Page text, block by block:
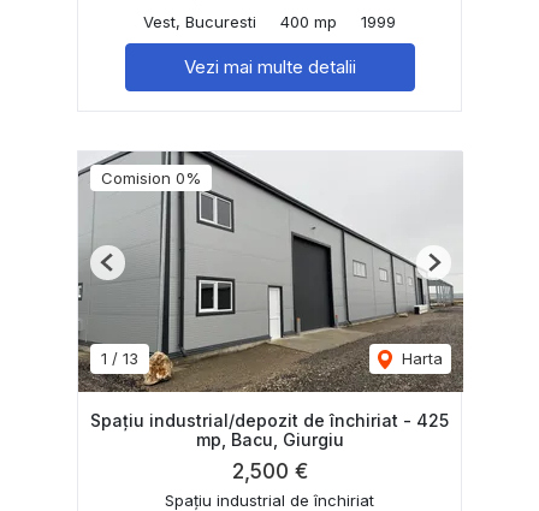
Vest, Bucuresti
400 mp 1999
Vezi mai multe detalii
Comision 0%
1 / 13 Harta
Previous Next
Spațiu industrial/depozit de închiriat - 425
mp, Bacu, Giurgiu
2,500 €
Spațiu industrial de închiriat